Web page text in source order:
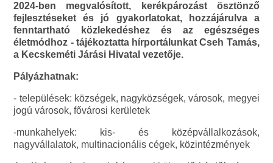
2024-ben megvalósított, kerékpározást ösztönző
fejlesztéseket és jó gyakorlatokat, hozzájárulva a
fenntartható közlekedéshez és az egészséges
életmódhoz - tájékoztatta hírportálunkat Cseh Tamás,
a Kecskeméti Járási Hivatal vezetője.
Pályázhatnak:
- települések: községek, nagyközségek, városok, megyei
jogú városok, fővárosi kerületek
-munkahelyek: kis- és középvállalkozások,
nagyvállalatok, multinacionális cégek, közintézmények